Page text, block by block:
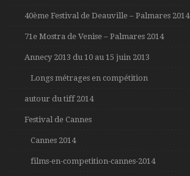
40ème Festival de Deauville – Palmares 2014
71e Mostra de Venise – Palmares 2014
Annecy 2013 du 10 au 15 juin 2013
Longs métrages en compétition
autour du tiff 2014
Festival de Cannes
Cannes 2014
films-en-competition-cannes-2014